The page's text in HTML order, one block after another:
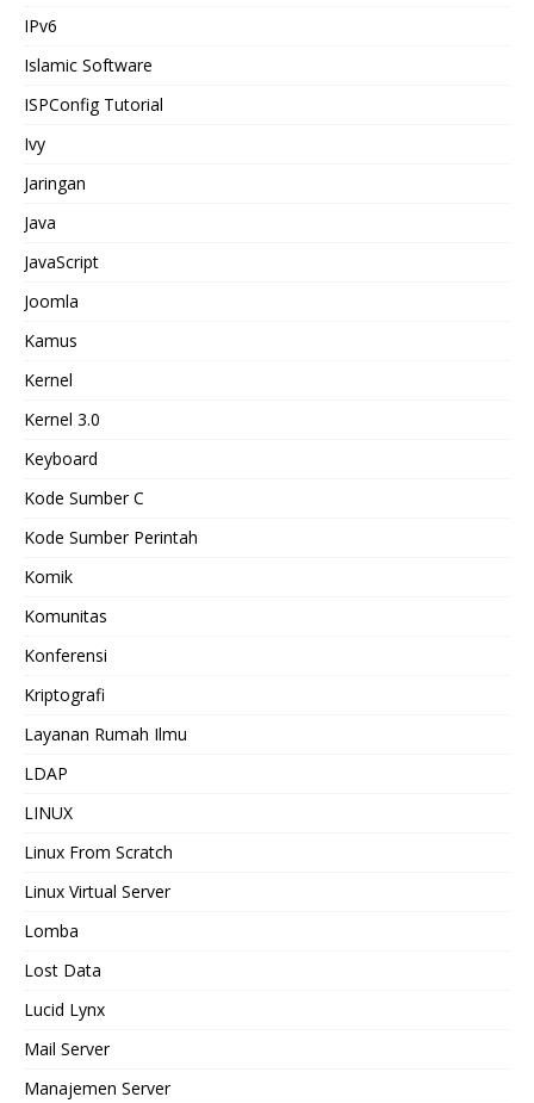
IPv6
Islamic Software
ISPConfig Tutorial
Ivy
Jaringan
Java
JavaScript
Joomla
Kamus
Kernel
Kernel 3.0
Keyboard
Kode Sumber C
Kode Sumber Perintah
Komik
Komunitas
Konferensi
Kriptografi
Layanan Rumah Ilmu
LDAP
LINUX
Linux From Scratch
Linux Virtual Server
Lomba
Lost Data
Lucid Lynx
Mail Server
Manajemen Server